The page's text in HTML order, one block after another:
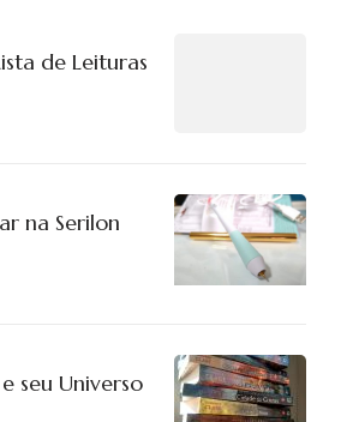
de Leituras
na Serilon
seu Universo